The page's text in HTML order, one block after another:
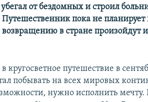
от бездомных и строил
пока не планирует
возвращению в стране произойдут
путешествие в
побывать на всех мировых
нужно исполнить